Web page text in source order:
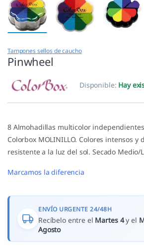
Tampones sellos de caucho
Pinwheel
Disponible: Hay
8 Almohadillas multicolor
Colorbox MOLINILLO. Colores intensos
resistente a la luz del sol. Secado Medio/
Marcamos la diferencia
ENVÍO URGENTE 24/48H
Recíbelo entre el Martes 4y el
Agosto